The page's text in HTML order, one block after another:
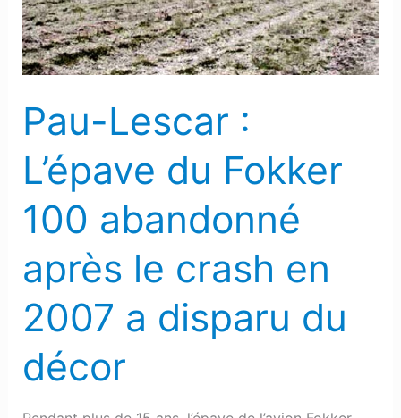
Pau-Lescar :
L’épave du Fokker
100 abandonné
après le crash en
2007 a disparu du
décor
Fokker
100
abandonné
le
du
décor